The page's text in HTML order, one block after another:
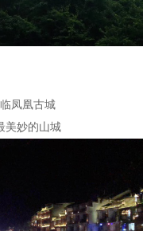
凤凰古城
美妙的山城